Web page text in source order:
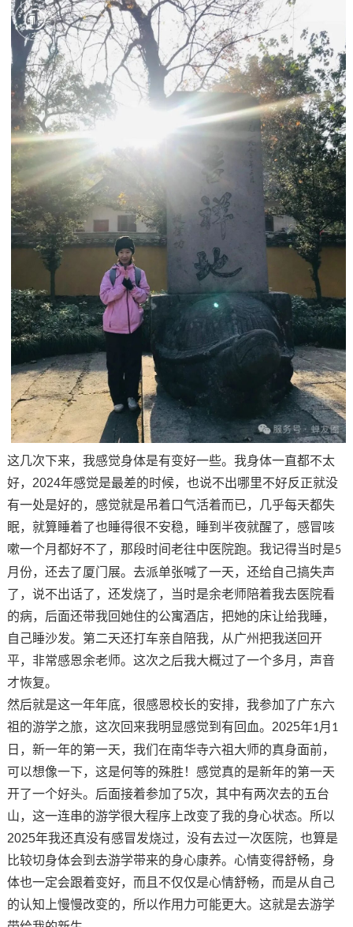
这几次下来，我感觉身体是有变好一些。我身体一直都不太
好， 2024年感觉是最差的时候，也说不出哪里不好反正就没
有一处是好的，感觉就是吊着口气活着而已，几乎每天都失
眠，就算睡着了也睡得很不安稳，睡到半夜就醒了，感冒咳
嗽一个月都好不了，那段时间老往中医院跑。我记得当时是5
月份，还去了厦门展。去派单张喊了一天，还给自己搞失声
了，说不出话了 ，还发烧了，当时是余老师陪着我去医院看
的病，后面还带我回她住的公寓酒店，把她的床让给我睡，
自己睡沙发。第二天还打车亲自陪我，从广州把我送回开
平，非常感恩余老师。 这次之后我大概过了一个多月，声音
才恢复。
然后就是这一年年底，很感恩校长的安排，我参加了广东六
祖的游学之旅，这次回来我明显感觉到有回血。 2025年1月 1
日 ，新一年的第一天，我们在南华寺六祖大师的真身面前，
可以想像一下，这是何等的殊胜！ 感觉真的是新年的第一天
开了一个好头。 后面接着参加了5次，其中有两次去的五台
山，这一连串的游学很大程序上改变了我的身心状态。 所以
2025年我还真没有感冒发烧过，没有去过一次医院，也算是
比较切身体会到去游学带来的身心康养。心情变得舒畅，身
体也一定会跟着变好，而且不仅仅是心情舒畅，而是从自己
的认知上慢慢改变的，所以作用力可能更大。 这就是去游学